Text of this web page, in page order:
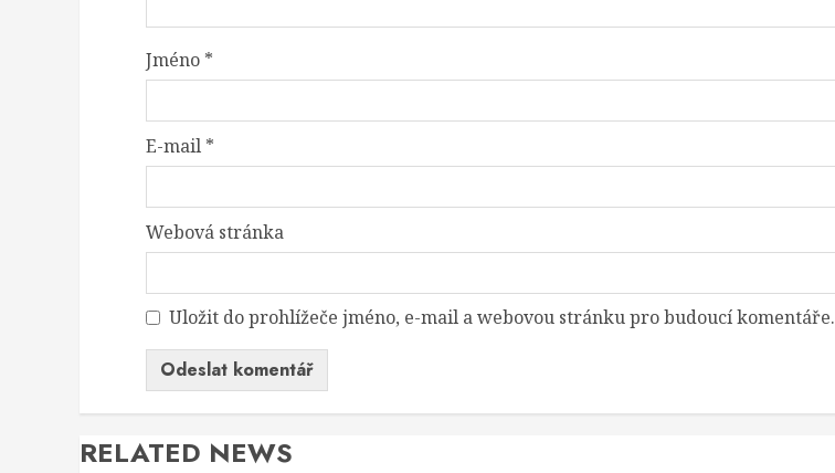
Jméno *
E-mail *
Webová stránka
Uložit do prohlížeče jméno, e-mail a webovou stránku pro budoucí komentáře.
RELATED NEWS